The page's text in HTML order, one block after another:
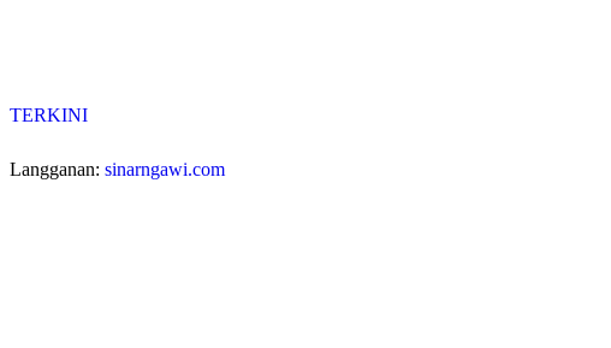
TERKINI
Langganan: sinarngawi.com